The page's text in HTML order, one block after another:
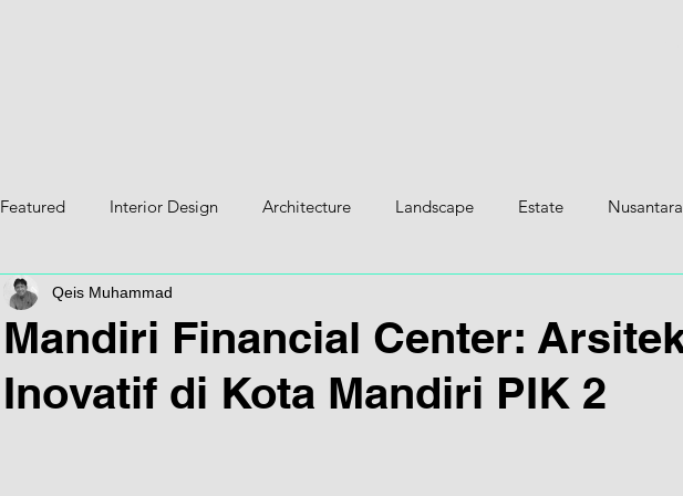
Featured Interior Design Architecture Landscape Estate Nusantara
3D
Mandiri Financial Center:
Inovatif di Kota Mandiri PIK 2
Qeis Muhammad